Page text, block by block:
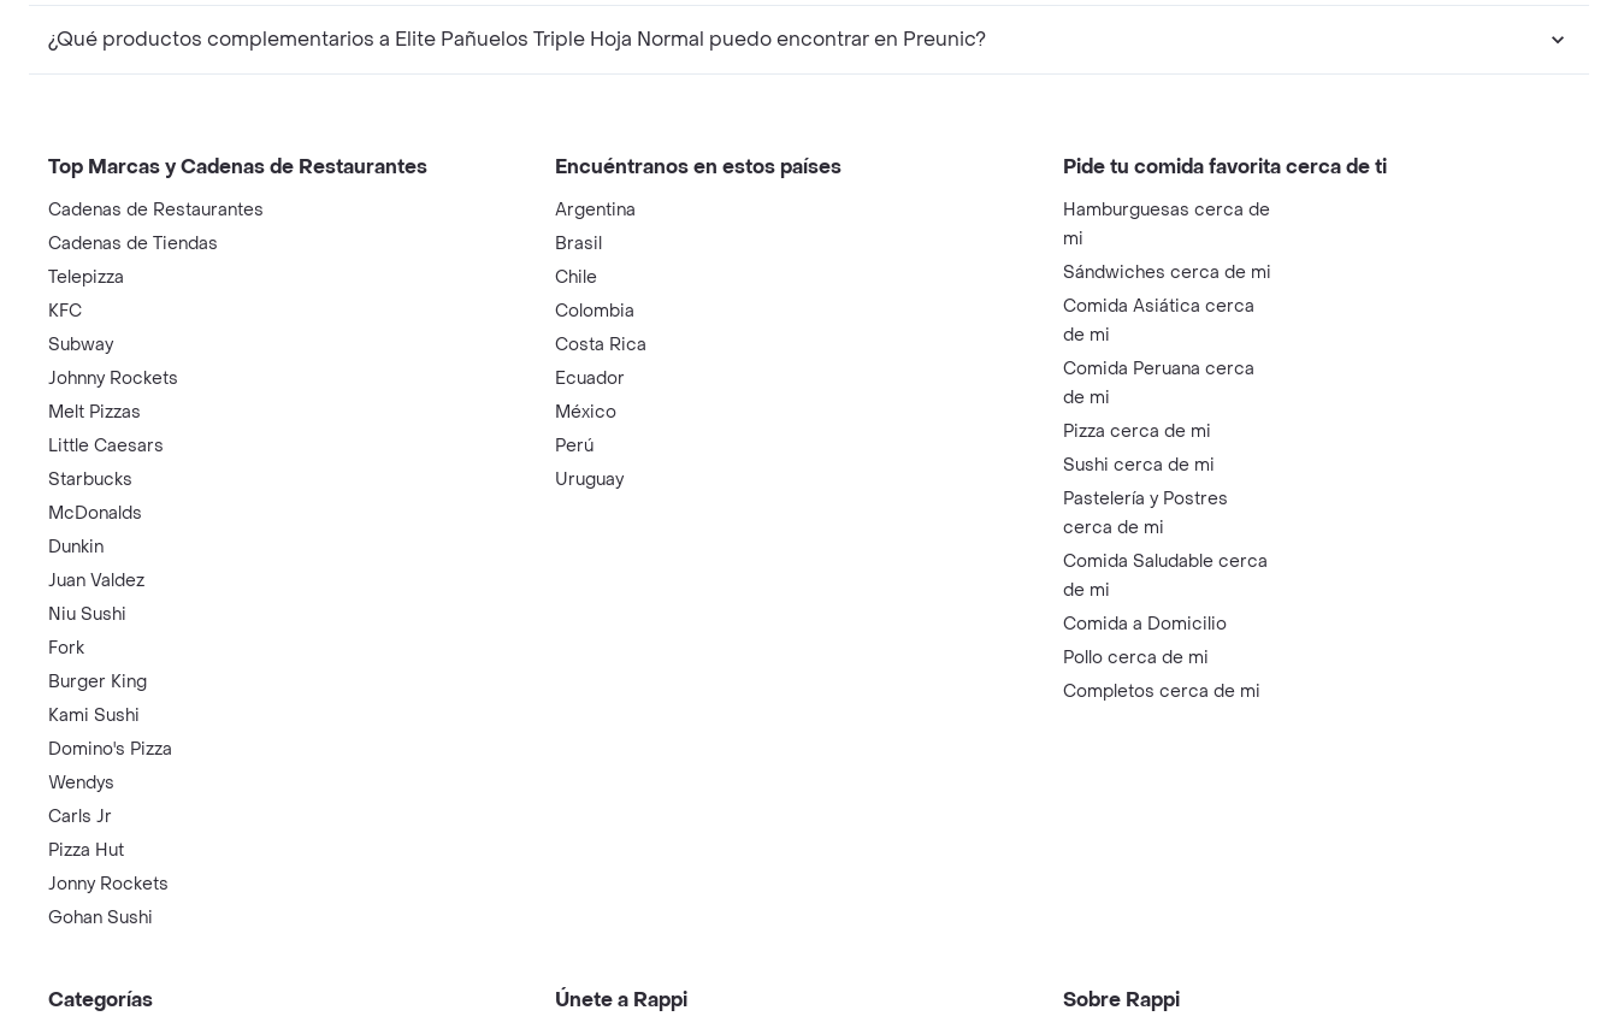
¿Qué productos complementarios a Elite Pañuelos Triple Hoja Normal puedo encontrar en Preunic?
Top Marcas y Cadenas de Restaurantes
Cadenas de Restaurantes
Cadenas de Tiendas
Telepizza
KFC
Subway
Johnny Rockets
Melt Pizzas
Little Caesars
Starbucks
McDonalds
Dunkin
Juan Valdez
Niu Sushi
Fork
Burger King
Kami Sushi
Domino's Pizza
Wendys
Carls Jr
Pizza Hut
Jonny Rockets
Gohan Sushi
Encuéntranos en estos países
Argentina
Brasil
Chile
Colombia
Costa Rica
Ecuador
México
Perú
Uruguay
Pide tu comida favorita cerca de ti
Hamburguesas cerca de
mi
Sándwiches cerca de mi
Comida Asiática cerca
de mi
Comida Peruana cerca
de mi
Pizza cerca de mi
Sushi cerca de mi
Pastelería y Postres
cerca de mi
Comida Saludable cerca
de mi
Comida a Domicilio
Pollo cerca de mi
Completos cerca de mi
Categorías Únete a Rappi Sobre Rappi